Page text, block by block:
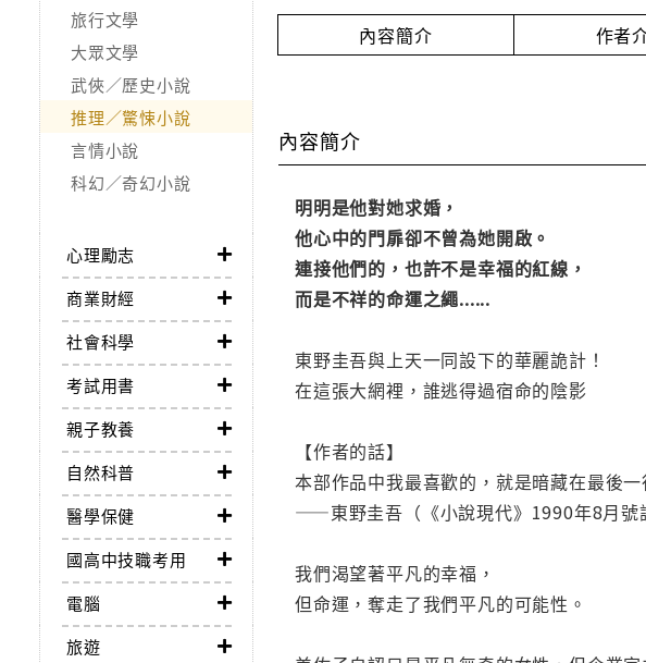
旅行文學
大眾文學
武俠／歷史小說
推理／驚悚小說
言情小說
科幻／奇幻小說
心理勵志
商業財經
社會科學
考試用書
親子教養
自然科普
醫學保健
國高中技職考用
電腦
旅遊
內容簡介 作者
內容簡介
明明是他對她求婚，
他心中的門扉卻不曾為她開啟。
連接他們的，也許不是幸福的紅線，
而是不祥的命運之繩......
東野圭吾與上天一同設下的華麗詭計！
在這張大網裡，誰逃得過宿命的陰影
【作者的話】
本部作品中我最喜歡的，就是暗藏在最後一
——東野圭吾（《小說現代》1990年8月號
我們渴望著平凡的幸福，
但命運，奪走了我們平凡的可能性。